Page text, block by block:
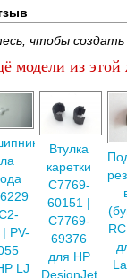
чтобы
модели из этой
PV-
LJ
Втулка
каретки
C7769-
60151 |
C7769-
69376
для HP
DesignJet